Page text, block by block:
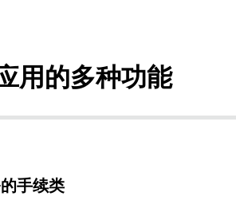
用的多种功能
手续类